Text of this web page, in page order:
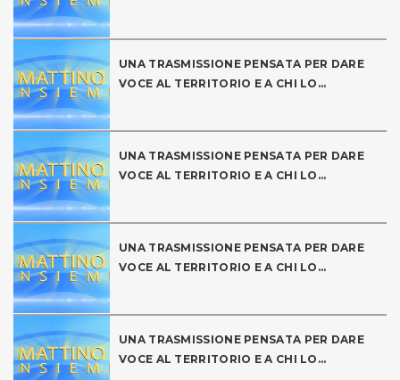
UNA TRASMISSIONE PENSATA PER DARE
VOCE AL TERRITORIO E A CHI LO...
UNA TRASMISSIONE PENSATA PER DARE
VOCE AL TERRITORIO E A CHI LO...
UNA TRASMISSIONE PENSATA PER DARE
VOCE AL TERRITORIO E A CHI LO...
UNA TRASMISSIONE PENSATA PER DARE
VOCE AL TERRITORIO E A CHI LO...